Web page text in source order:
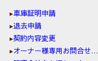
車庫証明申請
退去申請
契約内容変更
オーナー様専用お問合せ窓口